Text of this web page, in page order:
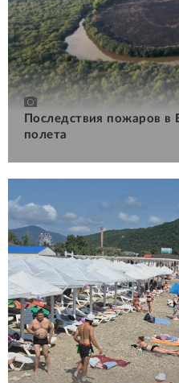
Последствия пожаров в
полета